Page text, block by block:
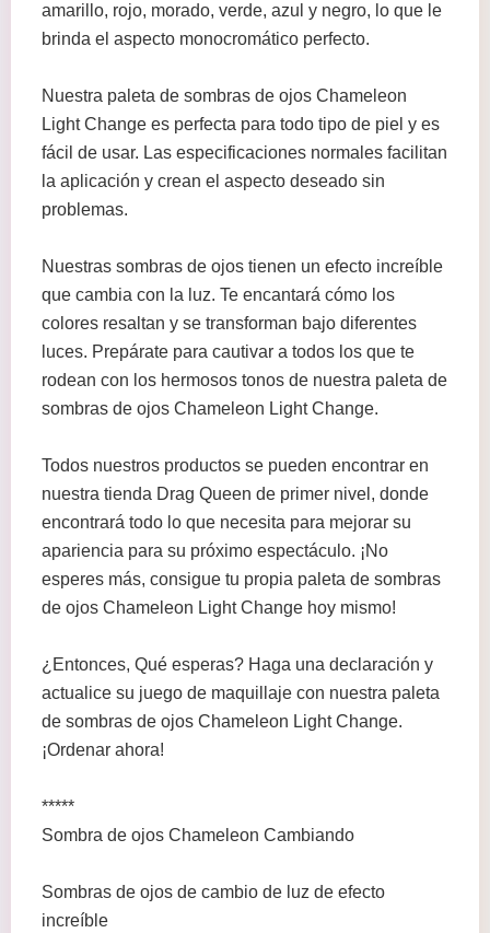
amarillo, rojo, morado, verde, azul y negro, lo que le
brinda el aspecto monocromático perfecto.
Nuestra paleta de sombras de ojos Chameleon
Light Change es perfecta para todo tipo de piel y es
fácil de usar. Las especificaciones normales facilitan
la aplicación y crean el aspecto deseado sin
problemas.
Nuestras sombras de ojos tienen un efecto increíble
que cambia con la luz. Te encantará cómo los
colores resaltan y se transforman bajo diferentes
luces. Prepárate para cautivar a todos los que te
rodean con los hermosos tonos de nuestra paleta de
sombras de ojos Chameleon Light Change.
Todos nuestros productos se pueden encontrar en
nuestra tienda Drag Queen de primer nivel, donde
encontrará todo lo que necesita para mejorar su
apariencia para su próximo espectáculo. ¡No
esperes más, consigue tu propia paleta de sombras
de ojos Chameleon Light Change hoy mismo!
¿Entonces, Qué esperas? Haga una declaración y
actualice su juego de maquillaje con nuestra paleta
de sombras de ojos Chameleon Light Change.
¡Ordenar ahora!
*****
Sombra de ojos Chameleon Cambiando
Sombras de ojos de cambio de luz de efecto
increíble